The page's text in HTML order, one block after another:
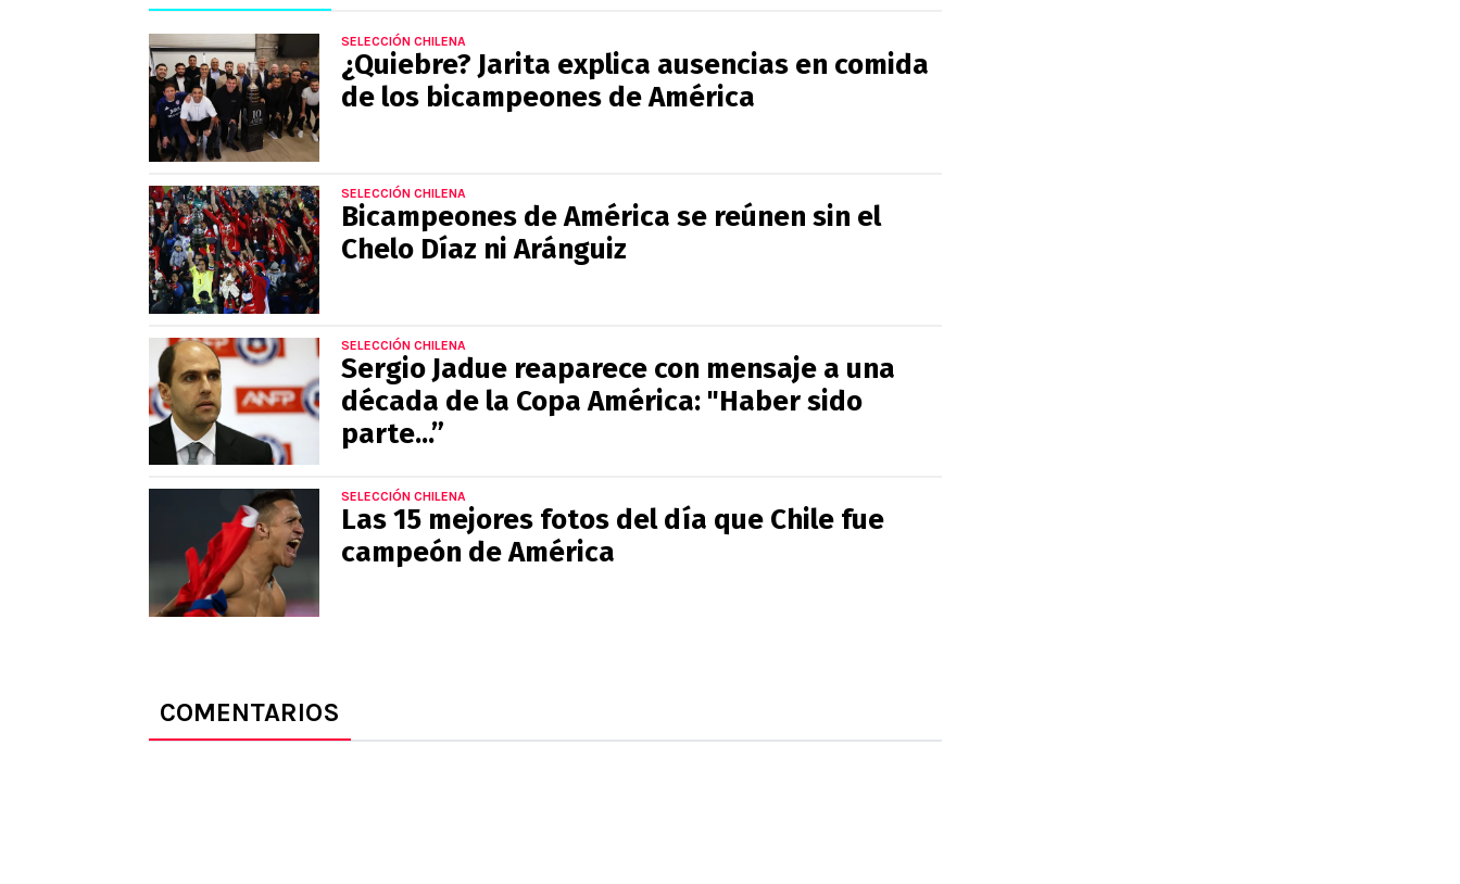
SELECCIÓN CHILENA
¿Quiebre? Jarita explica ausencias en comida
de los bicampeones de América
SELECCIÓN CHILENA
Bicampeones de América se reúnen sin el
Chelo Díaz ni Aránguiz
SELECCIÓN CHILENA
Sergio Jadue reaparece con mensaje a una
década de la Copa América: "Haber sido
parte...”
SELECCIÓN CHILENA
Las 15 mejores fotos del día que Chile fue
campeón de América
COMENTARIOS